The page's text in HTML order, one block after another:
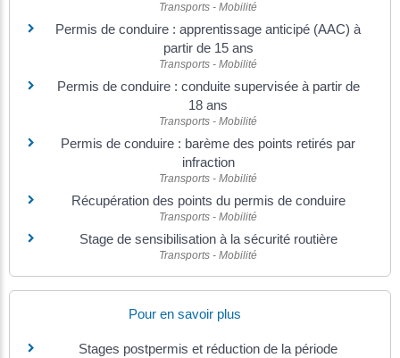
Transports - Mobilité
Permis de conduire : apprentissage anticipé (AAC) à
partir de 15 ans
Transports - Mobilité
Permis de conduire : conduite supervisée à partir de
18 ans
Transports - Mobilité
Permis de conduire : barème des points retirés par
infraction
Transports - Mobilité
Récupération des points du permis de conduire
Transports - Mobilité
Stage de sensibilisation à la sécurité routière
Transports - Mobilité
Pour en savoir plus
Stages postpermis et réduction de la période